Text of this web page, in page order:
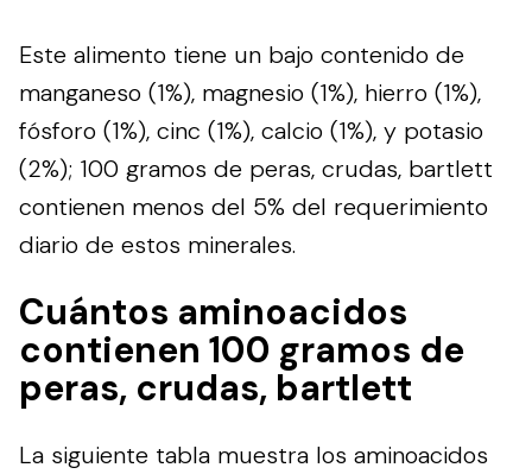
Este alimento tiene un bajo contenido de
manganeso (1%), magnesio (1%), hierro (1%),
fósforo (1%), cinc (1%), calcio (1%), y potasio
(2%); 100 gramos de peras, crudas, bartlett
contienen menos del 5% del requerimiento
diario de estos minerales.
Cuántos aminoacidos
contienen 100 gramos de
peras, crudas, bartlett
La siguiente tabla muestra los aminoacidos